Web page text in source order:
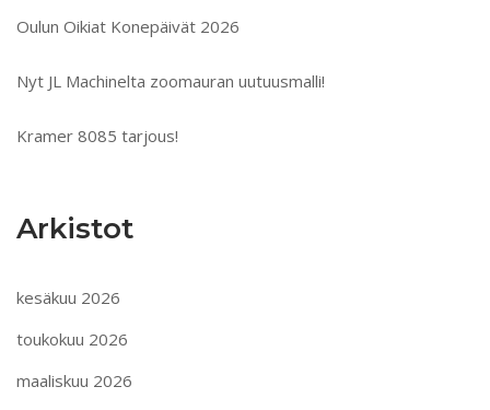
Oulun Oikiat Konepäivät 2026
Nyt JL Machinelta zoomauran uutuusmalli!
Kramer 8085 tarjous!
Arkistot
kesäkuu 2026
toukokuu 2026
maaliskuu 2026